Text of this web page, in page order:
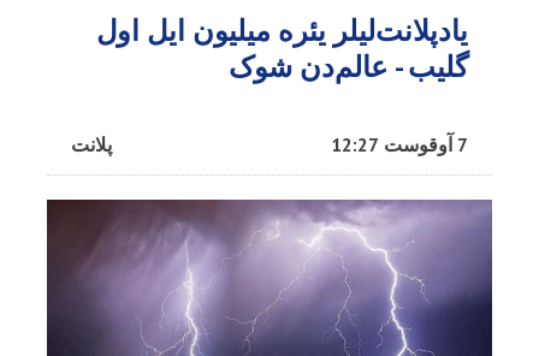
یادپلانت‌لیلر یئره میلیون ایل اول
گلیب - عالم‌دن شوک
پلانت 7 آوقوست 12:27